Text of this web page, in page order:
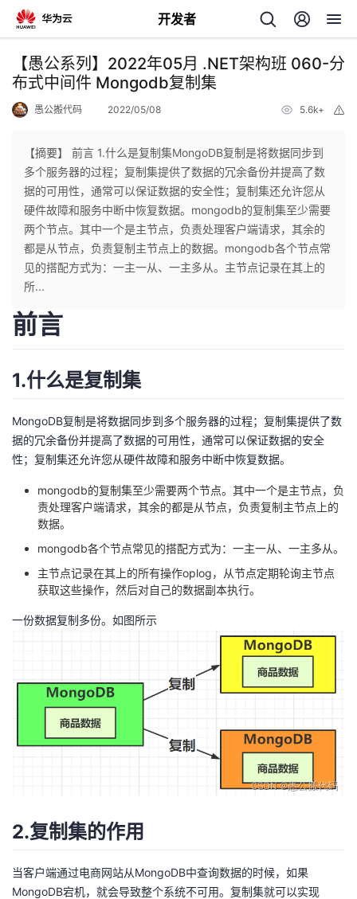
开发者
返
回
个
人
主
页
我
的
开
者
我
的
博
我
的
坛
我
圈
子
的
直
我
的
我
堂
【愚公系列】2022年05月 .NET架构班 060-分
布式中间件 Mongodb复制集
愚公搬代码 2022/05/08 5.6k+
【摘要】 前言 1.什么是复制集MongoDB复制是将数据同步到
多个服务器的过程；复制集提供了数据的冗余备份并提高了数
据的可用性，通常可以保证数据的安全性；复制集还允许您从
硬件故障和服务中断中恢复数据。mongodb的复制集至少需要
两个节点。其中一个是主节点，负责处理客户端请求，其余的
都是从节点，负责复制主节点上的数据。mongodb各个节点常
见的搭配方式为：一主一从、一主多从。主节点记录在其上的
所...
前言
1.什么是复制集
MongoDB复制是将数据同步到多个服务器的过程；复制集提供了数
据的冗余备份并提高了数据的可用性，通常可以保证数据的安全
性；复制集还允许您从硬件故障和服务中断中恢复数据。
mongodb的复制集至少需要两个节点。其中一个是主节点，负
责处理客户端请求，其余的都是从节点，负责复制主节点上的
数据。
mongodb各个节点常见的搭配方式为：一主一从、一主多从。
主节点记录在其上的所有操作oplog，从节点定期轮询主节点
获取这些操作，然后对自己的数据副本执行。
一份数据复制多份。如图所示
2.复制集的作用
当客户端通过电商网站从MongoDB中查询数据的时候，如果
MongoDB宕机，就会导致整个系统不可用。复制集就可以实现